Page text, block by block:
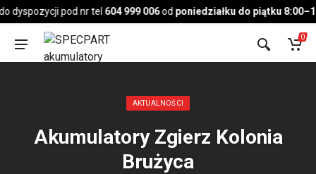
dyspozycji pod nr tel604 999 006odponiedziałku do piątku
Pojazd
0
Opublikowany w:
AKTUALNOŚCI
Akumulatory Zgierz Kolonia
Brużyca